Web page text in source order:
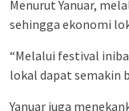
Menurut Yanuar,
sehingga ekonomi
“Melalui festival
lokal dapat semakin
Yanuar juga